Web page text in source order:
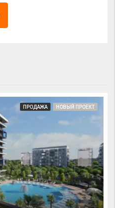
ПРОДАЖА НОВЫЙ ПРОЕКТ